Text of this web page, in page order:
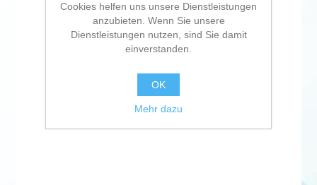
Cookies helfen uns unsere Dienstleistungen
anzubieten. Wenn Sie unsere
Dienstleistungen nutzen, sind Sie damit
einverstanden.
OK
Mehr dazu